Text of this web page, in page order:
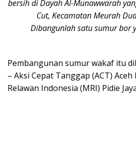
bersih di Dayah Al-Munawwarah
Cut, Kecamatan Meurah
Dibangunlah satu sumur bor
Pembangunan sumur wakaf itu
– Aksi Cepat Tanggap (ACT)
Relawan Indonesia (MRI) Pidie